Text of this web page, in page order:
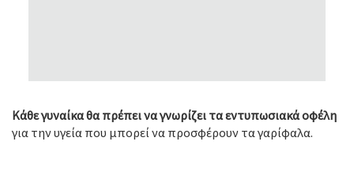
Κάθε γυναίκα θα πρέπει να γνωρίζει τα εντυπωσιακά οφέλη
για την υγεία που μπορεί να προσφέρουν τα γαρίφαλα.